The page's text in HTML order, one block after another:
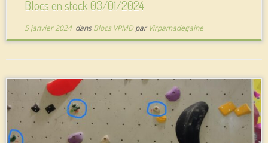
Blocs en stock 03/01/2024
5 janvier 2024dansBlocs VPMD par Virpamadegaine